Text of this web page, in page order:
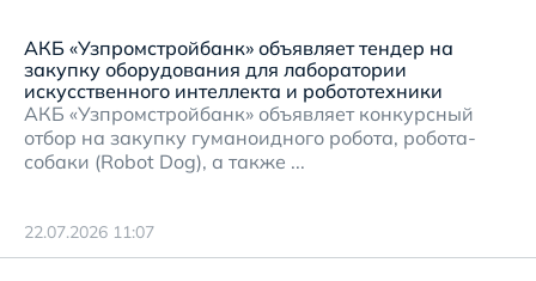
АКБ «Узпромстройбанк» объявляет тендер на
закупку оборудования для лаборатории
искусственного интеллекта и робототехники
АКБ «Узпромстройбанк» объявляет конкурсный
отбор на закупку гуманоидного робота, робота-
собаки (Robot Dog), а также ...
22.07.2026 11:07